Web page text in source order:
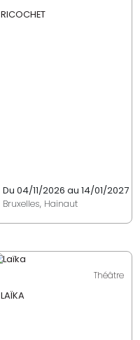
RICOCHET
Du 04/11/2026 au 14/01/2027
Bruxelles, Hainaut
Théâtre
LAÏKA